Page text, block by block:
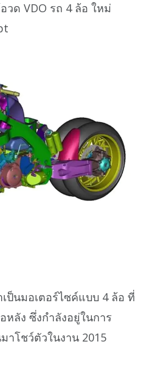
วด VDO รถ 4 ล้อ ใหม่
เป็นมอเตอร์ไซค์แบบ 4 ล้อ ที่
หลัง ซึ่งกำลังอยู่ในการ
โชว์ตัวในงาน 2015